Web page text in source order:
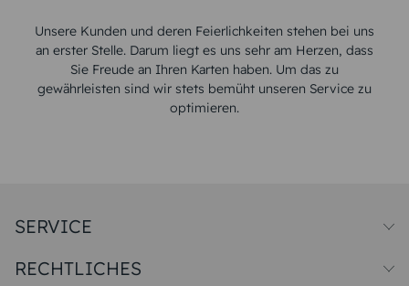
Unsere Kunden und deren Feierlichkeiten stehen bei uns
an erster Stelle. Darum liegt es uns sehr am Herzen, dass
Sie Freude an Ihren Karten haben. Um das zu
gewährleisten sind wir stets bemüht unseren Service zu
optimieren.
SERVICE
Papiersorten
RECHTLICHES